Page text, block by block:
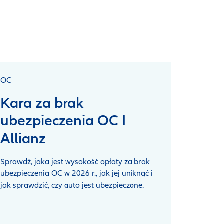
OC
Kara za brak
ubezpieczenia OC I
Allianz
Sprawdź, jaka jest wysokość opłaty za brak
ubezpieczenia OC w 2026 r., jak jej uniknąć i
jak sprawdzić, czy auto jest ubezpieczone.